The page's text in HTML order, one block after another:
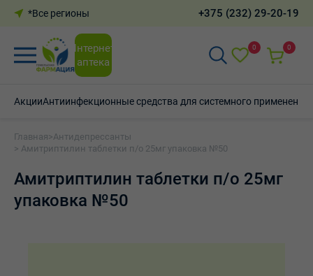
*Все регионы +375 (232) 29-20-19
Интернет-
аптека
0 0
АкцииАнтиинфекционные средства для системного применения
Главная >Антидепрессанты
> Амитриптилин таблетки п/о 25мг упаковка №50
Амитриптилин таблетки п/о 25мг
упаковка №50